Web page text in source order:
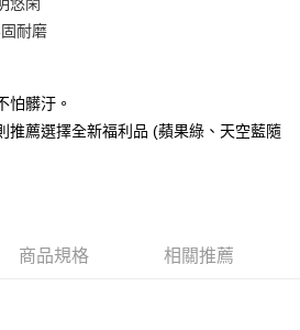
品之後才付款」的支付方式。 讓您購物簡單
綁卡、不需儲值。
認證，即可結帳。
，再付款。
】
進行付款，方視為交易完成。
以上)免運費
耐磨
怕髒汙。
推薦選擇全新福利品 (蘋果綠、天空藍隨
商品規格 相關推薦